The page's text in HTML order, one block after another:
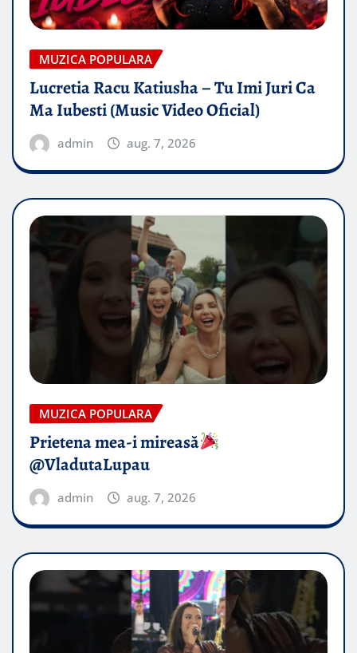
MUZICA POPULARA
Lucretia Racu Katiusha – Tu Imi Juri Ca
Ma Iubesti (Music Video Oficial)
admin aug. 7, 2026
MUZICA POPULARA
Prietena mea-i mireasă​
@VladutaLupau
admin aug. 7, 2026